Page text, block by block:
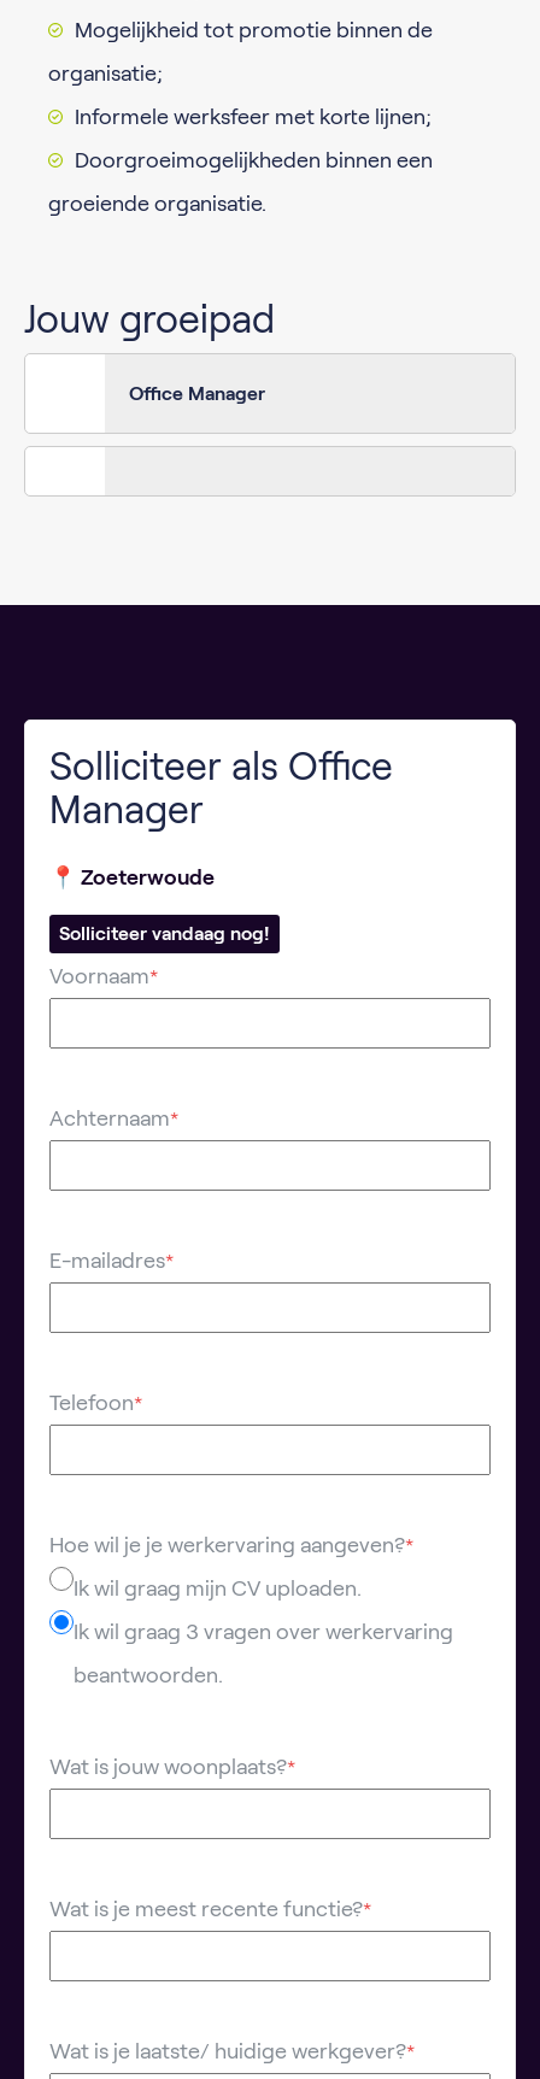
Mogelijkheid tot promotie binnen de
organisatie;
Informele werksfeer met korte lijnen;
Doorgroeimogelijkheden binnen een
groeiende organisatie.
Jouw groeipad
Office Manager
Solliciteer als Office
Manager
📍 Zoeterwoude
Solliciteer vandaag nog!
Voornaam*
Achternaam*
E-mailadres*
Telefoon*
Hoe wil je je werkervaring aangeven?*
Ik wil graag mijn CV uploaden.
Ik wil graag 3 vragen over werkervaring
beantwoorden.
Wat is jouw woonplaats?*
Wat is je meest recente functie?*
Wat is je laatste/ huidige werkgever?*